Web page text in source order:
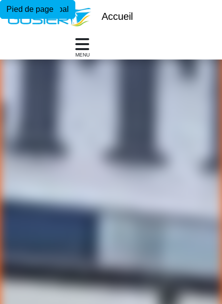
Menu principal
Contenu principal
Pied de page
Accueil
MENU